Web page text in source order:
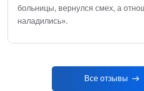
больницы, вернулся смех, а
наладились».
Все отзывы